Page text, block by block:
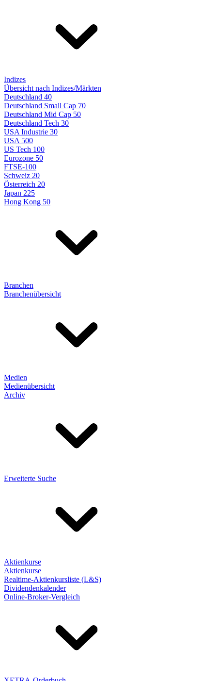
Indizes
Übersicht nach Indizes/Märkten
Deutschland 40
Deutschland Small Cap 70
Deutschland Mid Cap 50
Deutschland Tech 30
USA Industrie 30
USA 500
US Tech 100
Eurozone 50
FTSE-100
Schweiz 20
Österreich 20
Japan 225
Hong Kong 50
Branchen
Branchenübersicht
Medien
Medienübersicht
Archiv
Erweiterte Suche
Aktienkurse
Aktienkurse
Realtime-Aktienkursliste (L&S)
Dividendenkalender
Online-Broker-Vergleich